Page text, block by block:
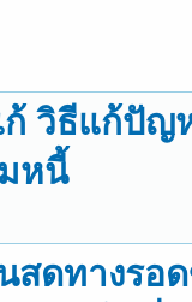
ก้ วิธีแก้ปัญ
หนี้
สดทางรอ